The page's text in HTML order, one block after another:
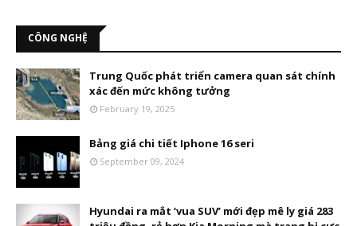
CÔNG NGHỆ
Trung Quốc phát triển camera quan sát chính
xác đến mức không tưởng
February 19, 2025
Bảng giá chi tiết Iphone 16 seri
September 09, 2024
Hyundai ra mắt ‘vua SUV’ mới đẹp mê ly giá 283